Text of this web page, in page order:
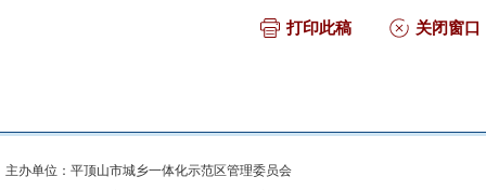
打印此稿 关闭窗口
主办单位：平顶山市城乡一体化示范区管理委员会